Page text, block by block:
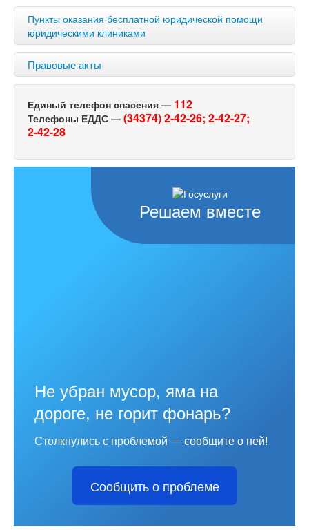
Пункты оказания бесплатной юридической помощи
юридическими клиниками
Правовые акты
Единый телефон спасения — 112
Телефоны ЕДДС — (34374) 2-42-26; 2-42-27;
2-42-28
Решаем вместе
Не убран мусор, яма на
дороге, не горит фонарь?
Столкнулись с проблемой — сообщите о ней!
Сообщить о проблеме